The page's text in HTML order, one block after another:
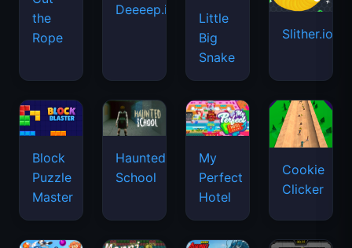
the
Rope
Deeeep.io
Little
Big
Snake
Slither.io
Block
Puzzle
Master
Haunted
School
My
Perfect
Hotel
Cookie
Clicker